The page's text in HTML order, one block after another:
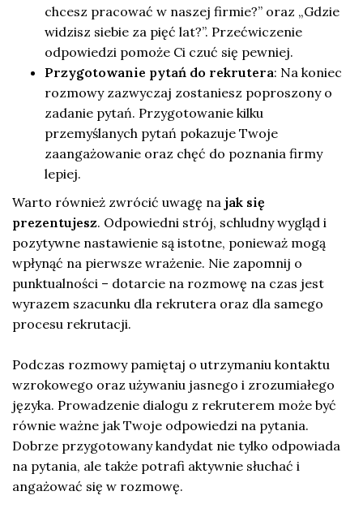
chcesz pracować w naszej firmie?” oraz „Gdzie
widzisz siebie za pięć lat?”. Przećwiczenie
odpowiedzi pomoże Ci czuć się pewniej.
Przygotowanie pytań do rekrutera: Na koniec
rozmowy zazwyczaj zostaniesz poproszony o
zadanie pytań. Przygotowanie kilku
przemyślanych pytań pokazuje Twoje
zaangażowanie oraz chęć do poznania firmy
lepiej.
Warto również zwrócić uwagę na jak się
prezentujesz. Odpowiedni strój, schludny wygląd i
pozytywne nastawienie są istotne, ponieważ mogą
wpłynąć na pierwsze wrażenie. Nie zapomnij o
punktualności – dotarcie na rozmowę na czas jest
wyrazem szacunku dla rekrutera oraz dla samego
procesu rekrutacji.
Podczas rozmowy pamiętaj o utrzymaniu kontaktu
wzrokowego oraz używaniu jasnego i zrozumiałego
języka. Prowadzenie dialogu z rekruterem może być
równie ważne jak Twoje odpowiedzi na pytania.
Dobrze przygotowany kandydat nie tylko odpowiada
na pytania, ale także potrafi aktywnie słuchać i
angażować się w rozmowę.